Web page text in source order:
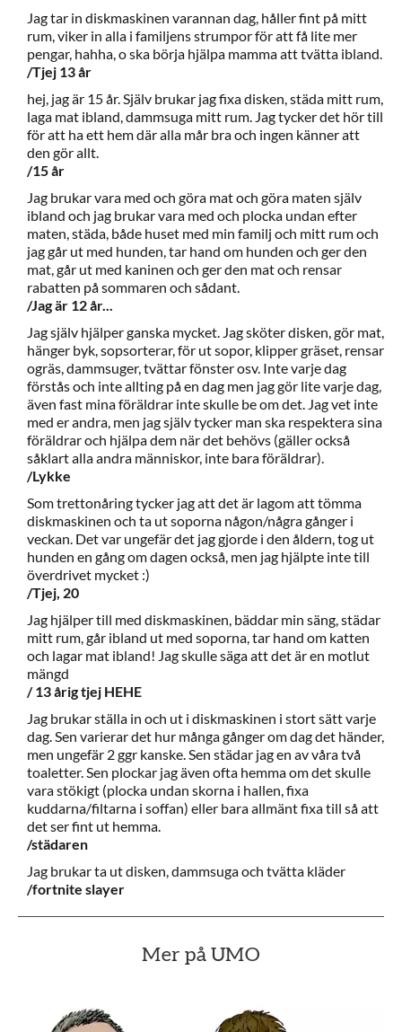
Jag tar in diskmaskinen varannan dag, håller fint på mitt
rum, viker in alla i familjens strumpor för att få lite mer
pengar, hahha, o ska börja hjälpa mamma att tvätta ibland.
/Tjej 13 år
hej, jag är 15 år. Själv brukar jag fixa disken, städa mitt rum,
laga mat ibland, dammsuga mitt rum. Jag tycker det hör till
för att ha ett hem där alla mår bra och ingen känner att
den gör allt.
/15 år
Jag brukar vara med och göra mat och göra maten själv
ibland och jag brukar vara med och plocka undan efter
maten, städa, både huset med min familj och mitt rum och
jag går ut med hunden, tar hand om hunden och ger den
mat, går ut med kaninen och ger den mat och rensar
rabatten på sommaren och sådant.
/Jag är 12 år...
Jag själv hjälper ganska mycket. Jag sköter disken, gör mat,
hänger byk, sopsorterar, för ut sopor, klipper gräset, rensar
ogräs, dammsuger, tvättar fönster osv. Inte varje dag
förstås och inte allting på en dag men jag gör lite varje dag,
även fast mina föräldrar inte skulle be om det. Jag vet inte
med er andra, men jag själv tycker man ska respektera sina
föräldrar och hjälpa dem när det behövs (gäller också
såklart alla andra människor, inte bara föräldrar).
/Lykke
Som trettonåring tycker jag att det är lagom att tömma
diskmaskinen och ta ut soporna någon/några gånger i
veckan. Det var ungefär det jag gjorde i den åldern, tog ut
hunden en gång om dagen också, men jag hjälpte inte till
överdrivet mycket :)
/Tjej, 20
Jag hjälper till med diskmaskinen, bäddar min säng, städar
mitt rum, går ibland ut med soporna, tar hand om katten
och lagar mat ibland! Jag skulle säga att det är en motlut
mängd
/ 13 årig tjej HEHE
Jag brukar ställa in och ut i diskmaskinen i stort sätt varje
dag. Sen varierar det hur många gånger om dag det händer,
men ungefär 2 ggr kanske. Sen städar jag en av våra två
toaletter. Sen plockar jag även ofta hemma om det skulle
vara stökigt (plocka undan skorna i hallen, fixa
kuddarna/filtarna i soffan) eller bara allmänt fixa till så att
det ser fint ut hemma.
/städaren
Jag brukar ta ut disken, dammsuga och tvätta kläder
/fortnite slayer
Mer på UMO